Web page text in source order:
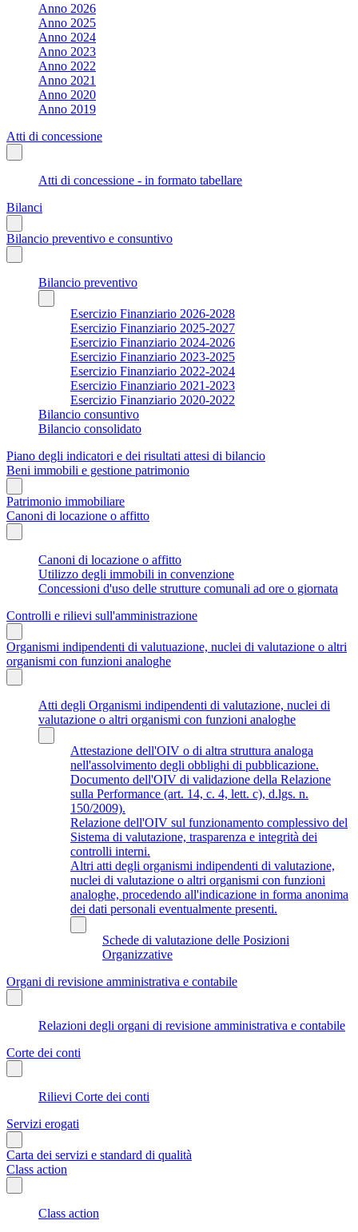
Anno 2026
Anno 2025
Anno 2024
Anno 2023
Anno 2022
Anno 2021
Anno 2020
Anno 2019
Atti di concessione
Atti di concessione - in formato tabellare
Bilanci
Bilancio preventivo e consuntivo
Bilancio preventivo
Esercizio Finanziario 2026-2028
Esercizio Finanziario 2025-2027
Esercizio Finanziario 2024-2026
Esercizio Finanziario 2023-2025
Esercizio Finanziario 2022-2024
Esercizio Finanziario 2021-2023
Esercizio Finanziario 2020-2022
Bilancio consuntivo
Bilancio consolidato
Piano degli indicatori e dei risultati attesi di bilancio
Beni immobili e gestione patrimonio
Patrimonio immobiliare
Canoni di locazione o affitto
Canoni di locazione o affitto
Utilizzo degli immobili in convenzione
Concessioni d'uso delle strutture comunali ad ore o giornata
Controlli e rilievi sull'amministrazione
Organismi indipendenti di valutuazione, nuclei di valutazione o altri
organismi con funzioni analoghe
Atti degli Organismi indipendenti di valutazione, nuclei di
valutazione o altri organismi con funzioni analoghe
Attestazione dell'OIV o di altra struttura analoga
nell'assolvimento degli obblighi di pubblicazione.
Documento dell'OIV di validazione della Relazione
sulla Performance (art. 14, c. 4, lett. c), d.lgs. n.
150/2009).
Relazione dell'OIV sul funzionamento complessivo del
Sistema di valutazione, trasparenza e integrità dei
controlli interni.
Altri atti degli organismi indipendenti di valutazione,
nuclei di valutazione o altri organismi con funzioni
analoghe, procedendo all'indicazione in forma anonima
dei dati personali eventualmente presenti.
Schede di valutazione delle Posizioni
Organizzative
Organi di revisione amministrativa e contabile
Relazioni degli organi di revisione amministrativa e contabile
Corte dei conti
Rilievi Corte dei conti
Servizi erogati
Carta dei servizi e standard di qualità
Class action
Class action